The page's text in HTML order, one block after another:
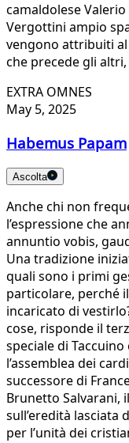
camaldolese
Vergottini ampio
vengono attribuiti
che precede gli
EXTRA OMNES
May 5, 2025
Habemus Papam
Ascolta
Anche chi non
l’espressione che
annuntio vobis,
Una tradizione
quali sono i primi
particolare, perché
incaricato di
cose, risponde il
speciale di
l’assemblea dei
successore di
Brunetto Salvarani,
sull’eredità lasciata
per l’unità dei